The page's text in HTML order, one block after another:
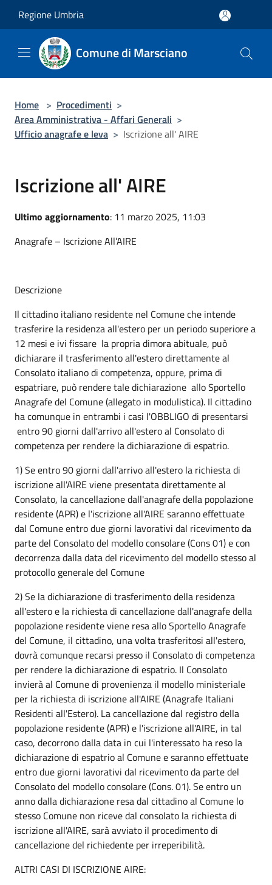
Regione Umbria
Comune di Marsciano
Home > Procedimenti >
Area Amministrativa - Affari Generali >
Ufficio anagrafe e leva > Iscrizione all' AIRE
Iscrizione all' AIRE
Ultimo aggiornamento: 11 marzo 2025, 11:03
Anagrafe – Iscrizione All’AIRE
Descrizione
Il cittadino italiano residente nel Comune che intende
trasferire la residenza all'estero per un periodo superiore a
12 mesi e ivi fissare la propria dimora abituale, può
dichiarare il trasferimento all'estero direttamente al
Consolato italiano di competenza, oppure, prima di
espatriare, può rendere tale dichiarazione allo Sportello
Anagrafe del Comune (allegato in modulistica). Il cittadino
ha comunque in entrambi i casi l'OBBLIGO di presentarsi
entro 90 giorni dall'arrivo all'estero al Consolato di
competenza per rendere la dichiarazione di espatrio.
1) Se entro 90 giorni dall'arrivo all'estero la richiesta di
iscrizione all'AIRE viene presentata direttamente al
Consolato, la cancellazione dall'anagrafe della popolazione
residente (APR) e l'iscrizione all'AIRE saranno effettuate
dal Comune entro due giorni lavorativi dal ricevimento da
parte del Consolato del modello consolare (Cons 01) e con
decorrenza dalla data del ricevimento del modello stesso al
protocollo generale del Comune
2) Se la dichiarazione di trasferimento della residenza
all'estero e la richiesta di cancellazione dall'anagrafe della
popolazione residente viene resa allo Sportello Anagrafe
del Comune, il cittadino, una volta trasferitosi all'estero,
dovrà comunque recarsi presso il Consolato di competenza
per rendere la dichiarazione di espatrio. Il Consolato
invierà al Comune di provenienza il modello ministeriale
per la richiesta di iscrizione all'AIRE (Anagrafe Italiani
Residenti all'Estero). La cancellazione dal registro della
popolazione residente (APR) e l'iscrizione all'AIRE, in tal
caso, decorrono dalla data in cui l'interessato ha reso la
dichiarazione di espatrio al Comune e saranno effettuate
entro due giorni lavorativi dal ricevimento da parte del
Consolato del modello consolare (Cons. 01). Se entro un
anno dalla dichiarazione resa dal cittadino al Comune lo
stesso Comune non riceve dal consolato la richiesta di
iscrizione all'AIRE, sarà avviato il procedimento di
cancellazione del richiedente per irreperibilità.
ALTRI CASI DI ISCRIZIONE AIRE: